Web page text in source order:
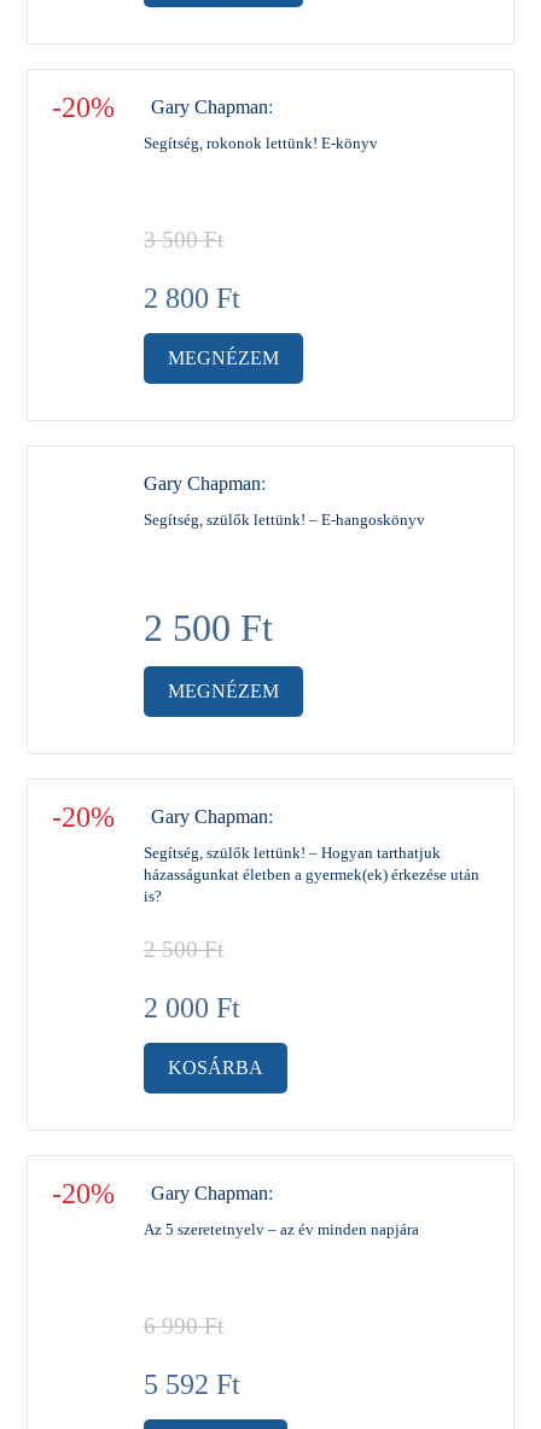
-20% Gary Chapman:
Segítség, rokonok lettünk! E-könyv
3 500Ft
2 800 Ft
MEGNÉZEM
Gary Chapman:
Segítség, szülők lettünk! – E-hangoskönyv
2 500 Ft
MEGNÉZEM
-20% Gary Chapman:
Segítség, szülők lettünk! – Hogyan tarthatjuk
házasságunkat életben a gyermek(ek) érkezése után
is?
2 500Ft
2 000 Ft
KOSÁRBA
-20% Gary Chapman:
Az 5 szeretetnyelv – az év minden napjára
6 990Ft
5 592 Ft